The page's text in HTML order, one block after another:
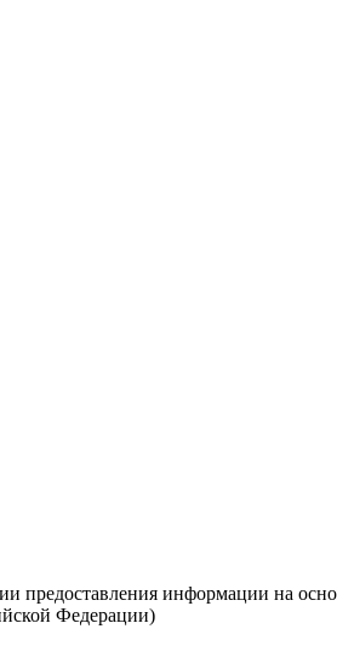
предоставления информации на
Федерации)